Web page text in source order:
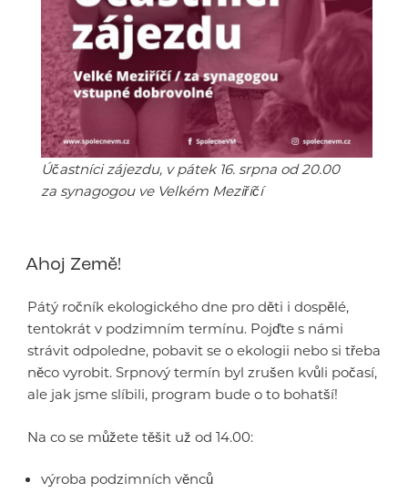
Účastníci zájezdu, v pátek 16. srpna od 20.00
za synagogou ve Velkém Meziříčí
Ahoj Země!
Pátý ročník ekologického dne pro děti i dospělé,
tentokrát v podzimním termínu. Pojďte s námi
strávit odpoledne, pobavit se o ekologii nebo si třeba
něco vyrobit. Srpnový termín byl zrušen kvůli počasí,
ale jak jsme slíbili, program bude o to bohatší!
Na co se můžete těšit už od 14.00:
výroba podzimních věnců